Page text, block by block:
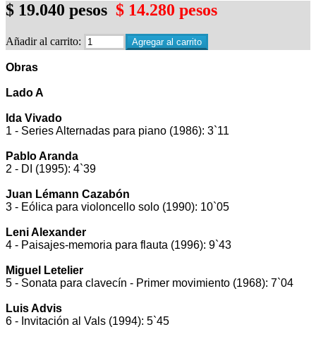
$ 19.040 pesos $ 14.280 pesos
Añadir al carrito:
Obras
Lado A
Ida Vivado
1 - Series Alternadas para piano (1986): 3`11
Pablo Aranda
2 - DI (1995): 4`39
Juan Lémann Cazabón
3 - Eólica para violoncello solo (1990): 10`05
Leni Alexander
4 - Paisajes-memoria para flauta (1996): 9`43
Miguel Letelier
5 - Sonata para clavecín - Primer movimiento (1968): 7`04
Luis Advis
6 - Invitación al Vals (1994): 5`45